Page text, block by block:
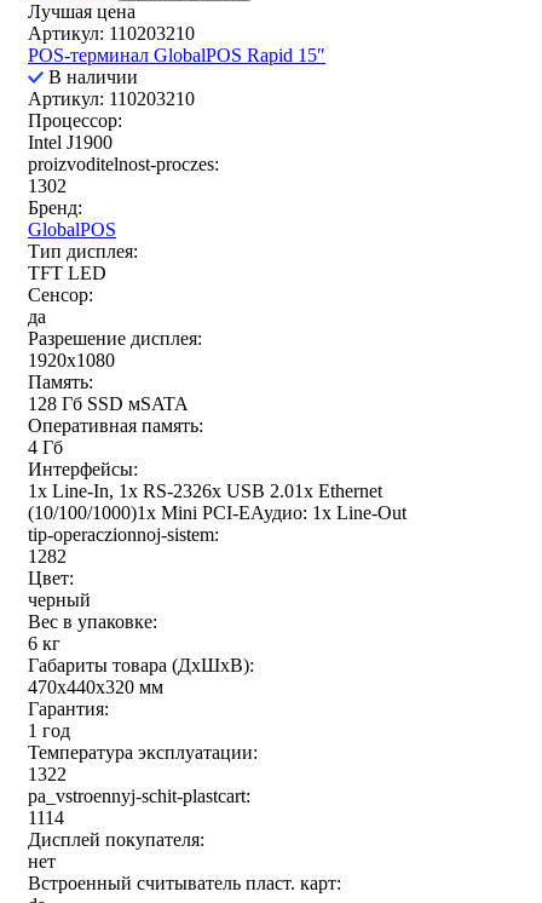
Лучшая цена
Артикул: 110203210
POS-терминал GlobalPOS Rapid 15″
В наличии
Артикул: 110203210
Процессор:
Intel J1900
proizvoditelnost-proczes:
1302
Бренд:
GlobalPOS
Тип дисплея:
TFT LED
Сенсор:
да
Разрешение дисплея:
1920x1080
Память:
128 Гб SSD мSATA
Оперативная память:
4 Гб
Интерфейсы:
1x Line-In, 1x RS-2326x USB 2.01x Ethernet
(10/100/1000)1x Mini PCI-EАудио: 1x Line-Out
tip-operaczionnoj-sistem:
1282
Цвет:
черный
Вес в упаковке:
6 кг
Габариты товара (ДxШxВ):
470x440x320 мм
Гарантия:
1 год
Температура эксплуатации:
1322
pa_vstroennyj-schit-plastcart:
1114
Дисплей покупателя:
нет
Встроенный считыватель пласт. карт: